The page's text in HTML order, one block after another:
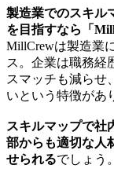
製造業でのスキル
を目指すなら「
MillCrewは製造業
ス。企業は職務経
スマッチも減らせ
いという特徴があ
スキルマップで社
部からも適切な人
せられるでしょう